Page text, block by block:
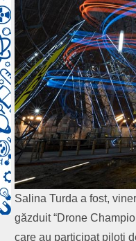
Salina Turda a fost,
găzduit “Drone
care au participat piloți